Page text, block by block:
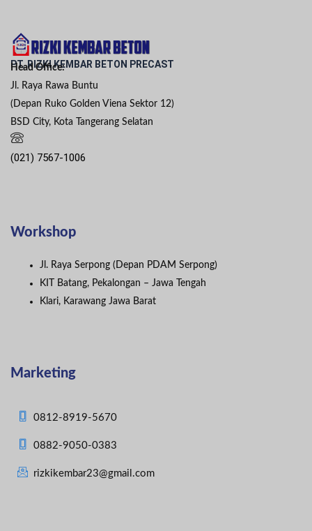
PT. RIZKI KEMBAR BETON PRECAST
Head Office:
Jl. Raya Rawa Buntu
(Depan Ruko Golden Viena Sektor 12)
BSD City, Kota Tangerang Selatan
(021) 7567-1006
Workshop
Jl. Raya Serpong (Depan PDAM Serpong)
KIT Batang, Pekalongan – Jawa Tengah
Klari, Karawang Jawa Barat
Marketing
0812-8919-5670
0882-9050-0383
rizkikembar23@gmail.com